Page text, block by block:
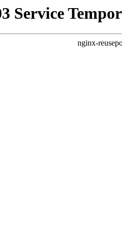
Service
nginx-